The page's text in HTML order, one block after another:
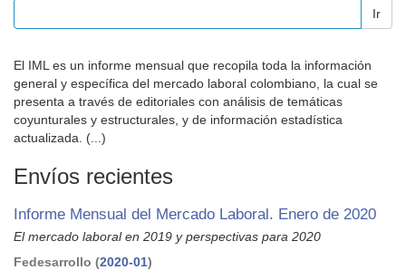
Ir
El IML es un informe mensual que recopila toda la información
general y específica del mercado laboral colombiano, la cual se
presenta a través de editoriales con análisis de temáticas
coyunturales y estructurales, y de información estadística
actualizada. (...)
Envíos recientes
Informe Mensual del Mercado Laboral. Enero de 2020
El mercado laboral en 2019 y perspectivas para 2020
Fedesarrollo (2020-01)